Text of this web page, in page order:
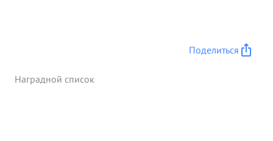
Поделиться
Наградной список